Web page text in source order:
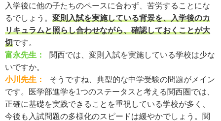
入学後に他の子たちのペースに合わず、苦労することにな
るでしょう。 変則入試を実施している背景を、入学後のカ
リキュラムと照らし合わせながら、確認しておくことが大
切です。
富永先生：
関西では、変則入試を実施している学校は少な
いですか。
小川先生：
そうですね、典型的な中学受験の問題がメイン
です。医学部進学を1つのステータスと考える関西圏では、
正確に基礎を実践できることを重視している学校が多く、
今後も入試問題の多様化のスピードは緩やかでしょう。関